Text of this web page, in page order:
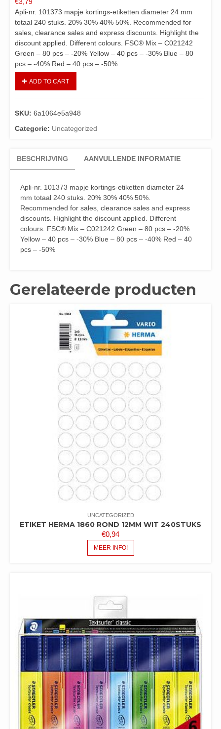
Apli-nr. 101373 mapje kortings-etiketten diameter 24 mm
totaal 240 stuks. 20% 30% 40% 50%. Recommended for
sales, clearance sales and express discounts. Highlight the
discount applied. Different colours. FSC® Mix – C021242
Green – 80 pcs – -20% Yellow – 40 pcs – -30% Blue – 80
pcs – -40% Red – 40 pcs – -50%
ADD TO CART
SKU: 6a1064e5a948
Categorie: Uncategorized
BESCHRIJVING AANVULLENDE INFORMATIE
Apli-nr. 101373 mapje kortings-etiketten diameter 24
mm totaal 240 stuks. 20% 30% 40% 50%.
Recommended for sales, clearance sales and express
discounts. Highlight the discount applied. Different
colours. FSC® Mix – C021242 Green – 80 pcs – -20%
Yellow – 40 pcs – -30% Blue – 80 pcs – -40% Red – 40
pcs – -50%
Gerelateerde producten
UNCATEGORIZED
ETIKET HERMA 1860 ROND 12MM WIT 240STUKS
€0,94
MEER INFO!